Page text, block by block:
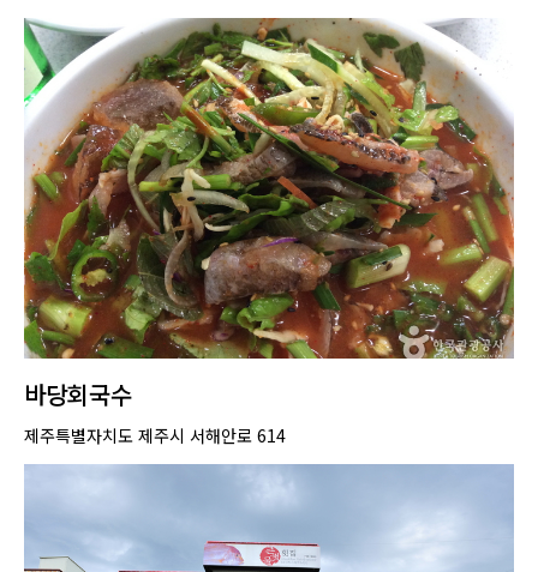
바당회국수
제주특별자치도 제주시 서해안로 614